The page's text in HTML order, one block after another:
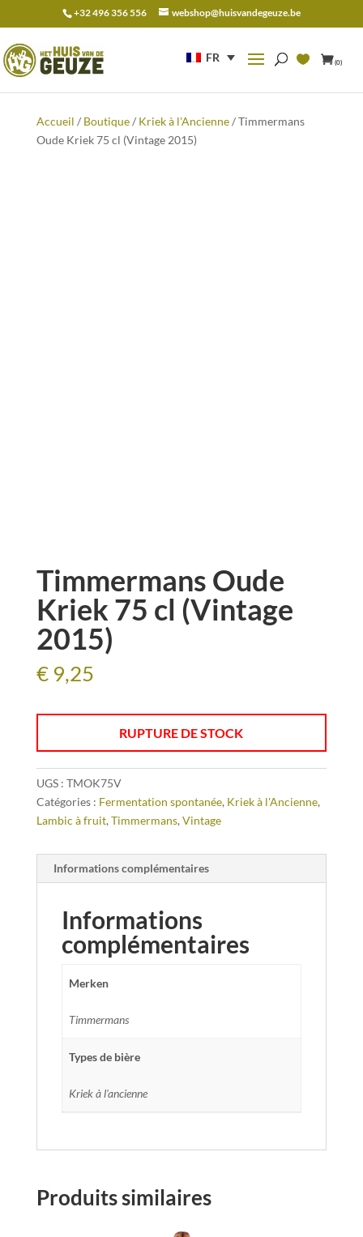
+32 496 356 556 webshop@huisvandegeuze.be
FR (0)
pour :
Accueil / Boutique/ Kriek à l'Ancienne/ Timmermans
Oude Kriek 75 cl (Vintage 2015)
Timmermans Oude
Kriek 75 cl (Vintage
2015)
€9,25
RUPTURE DE STOCK
UGS : TMOK75V
Catégories : Fermentation spontanée, Kriek à l'Ancienne,
Lambic à fruit, Timmermans, Vintage
Informations complémentaires
Informations
complémentaires
Merken
Timmermans
Types de bière
Kriek à l'ancienne
Produits similaires